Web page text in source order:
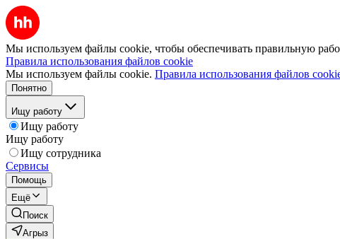
Мы используем файлы cookie, чтобы обеспечивать правильную
Правила использования файлов cookie
Мы используем файлы cookie. Правила использования файлов
Понятно
Ищу работу
Ищу работу
Ищу работу
Ищу сотрудника
Сервисы
Помощь
Ещё
Поиск
Агрыз